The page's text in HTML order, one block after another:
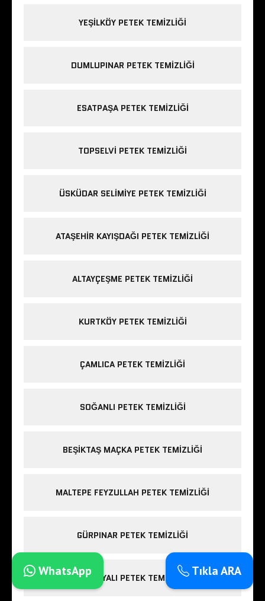
YEŞILKÖY PETEK TEMIZLIĞI
DUMLUPINAR PETEK TEMIZLIĞI
ESATPAŞA PETEK TEMIZLIĞI
TOPSELVI PETEK TEMIZLIĞI
ÜSKÜDAR SELIMIYE PETEK TEMIZLIĞI
ATAŞEHIR KAYIŞDAĞI PETEK TEMIZLIĞI
ALTAYÇEŞME PETEK TEMIZLIĞI
KURTKÖY PETEK TEMIZLIĞI
ÇAMLICA PETEK TEMIZLIĞI
SOĞANLI PETEK TEMIZLIĞI
BEŞIKTAŞ MAÇKA PETEK TEMIZLIĞI
MALTEPE FEYZULLAH PETEK TEMIZLIĞI
GÜRPINAR PETEK TEMIZLIĞI
GÜZELYALI PETEK TEMIZLIĞI Tıkla ARA
WhatsApp